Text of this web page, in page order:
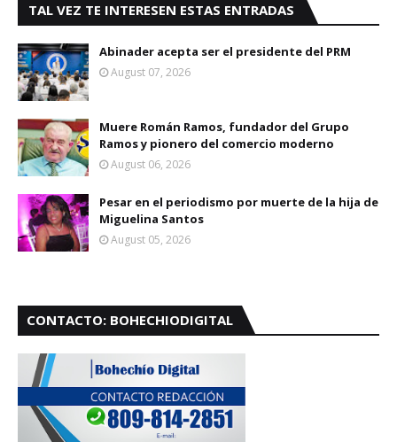
TAL VEZ TE INTERESEN ESTAS ENTRADAS
Abinader acepta ser el presidente del PRM
August 07, 2026
Muere Román Ramos, fundador del Grupo
Ramos y pionero del comercio moderno
August 06, 2026
Pesar en el periodismo por muerte de la hija de
Miguelina Santos
August 05, 2026
CONTACTO: BOHECHIODIGITAL